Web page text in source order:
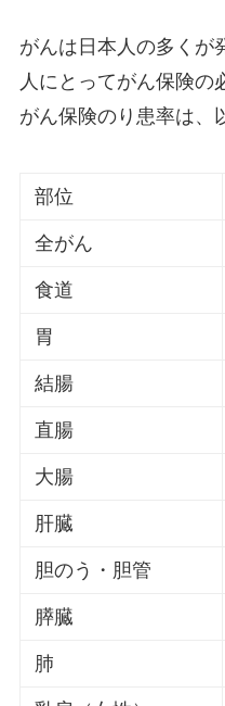
がんは日本人の多くが
人にとってがん保険の
がん保険のり患率は、
部位
全がん
食道
胃
結腸
直腸
大腸
肝臓
胆のう・胆管
膵臓
肺